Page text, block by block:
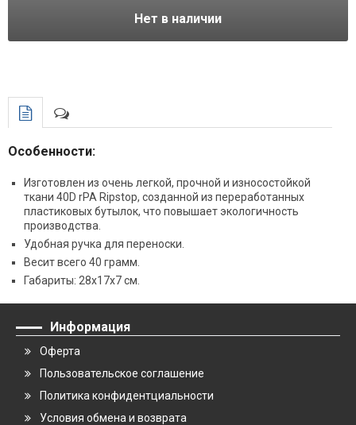
Нет в наличии
Особенности:
Изготовлен из очень легкой, прочной и износостойкой
ткани 40D rPA Ripstop, созданной из переработанных
пластиковых бутылок, что повышает экологичность
производства.
Удобная ручка для переноски.
Весит всего 40 грамм.
Габариты: 28x17x7 см.
Информация
Оферта
Пользовательское соглашение
Политика конфидентциальности
Условия обмена и возврата